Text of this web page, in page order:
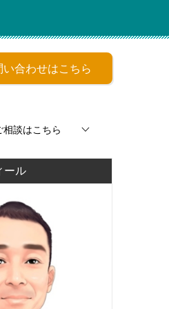
い合わせはこちら
相談はこちら
ール